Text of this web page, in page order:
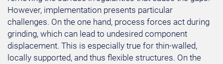
However, implementation presents particular
challenges. On the one hand, process forces act during
grinding, which can lead to undesired component
displacement. This is especially true for thin-walled,
locally supported, and thus flexible structures. On the